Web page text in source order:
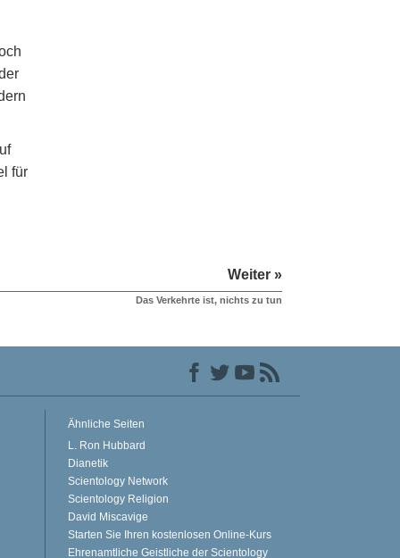
für
Weiter »
Das Verkehrte ist, nichts zu tun
Ähnliche Seiten
L. Ron Hubbard
Dianetik
Scientology Network
Scientology Religion
David Miscavige
Starten Sie Ihren kostenlosen Online-Kurs
Ehrenamtliche Geistliche der Scientology